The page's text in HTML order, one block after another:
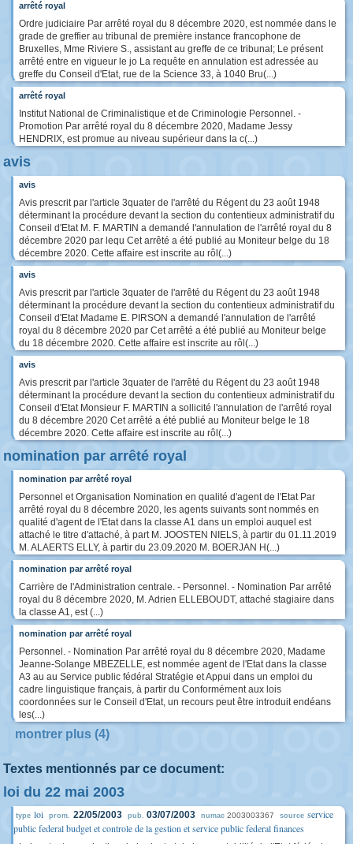
arrêté royal
Ordre judiciaire Par arrêté royal du 8 décembre 2020, est nommée dans le
grade de greffier au tribunal de première instance francophone de
Bruxelles, Mme Riviere S., assistant au greffe de ce tribunal; Le présent
arrêté entre en vigueur le jo La requête en annulation est adressée au
greffe du Conseil d'Etat, rue de la Science 33, à 1040 Bru(...)
arrêté royal
Institut National de Criminalistique et de Criminologie Personnel. -
Promotion Par arrêté royal du 8 décembre 2020, Madame Jessy
HENDRIX, est promue au niveau supérieur dans la c(...)
avis
avis
Avis prescrit par l'article 3quater de l'arrêté du Régent du 23 août 1948
déterminant la procédure devant la section du contentieux administratif du
Conseil d'Etat M. F. MARTIN a demandé l'annulation de l'arrêté royal du 8
décembre 2020 par lequ Cet arrêté a été publié au Moniteur belge du 18
décembre 2020. Cette affaire est inscrite au rôl(...)
avis
Avis prescrit par l'article 3quater de l'arrêté du Régent du 23 août 1948
déterminant la procédure devant la section du contentieux administratif du
Conseil d'Etat Madame E. PIRSON a demandé l'annulation de l'arrêté
royal du 8 décembre 2020 par Cet arrêté a été publié au Moniteur belge
du 18 décembre 2020. Cette affaire est inscrite au rôl(...)
avis
Avis prescrit par l'article 3quater de l'arrêté du Régent du 23 août 1948
déterminant la procédure devant la section du contentieux administratif du
Conseil d'Etat Monsieur F. MARTIN a sollicité l'annulation de l'arrêté royal
du 8 décembre 2020 Cet arrêté a été publié au Moniteur belge le 18
décembre 2020. Cette affaire est inscrite au rôl(...)
nomination par arrêté royal
nomination par arrêté royal
Personnel et Organisation Nomination en qualité d'agent de l'Etat Par
arrêté royal du 8 décembre 2020, les agents suivants sont nommés en
qualité d'agent de l'Etat dans la classe A1 dans un emploi auquel est
attaché le titre d'attaché, à part M. JOOSTEN NIELS, à partir du 01.11.2019
M. ALAERTS ELLY, à partir du 23.09.2020 M. BOERJAN H(...)
nomination par arrêté royal
Carrière de l'Administration centrale. - Personnel. - Nomination Par arrêté
royal du 8 décembre 2020, M. Adrien ELLEBOUDT, attaché stagiaire dans
la classe A1, est (...)
nomination par arrêté royal
Personnel. - Nomination Par arrêté royal du 8 décembre 2020, Madame
Jeanne-Solange MBEZELLE, est nommée agent de l'Etat dans la classe
A3 au au Service public fédéral Stratégie et Appui dans un emploi du
cadre linguistique français, à partir du Conformément aux lois
coordonnées sur le Conseil d'Etat, un recours peut être introduit endéans
les(...)
montrer plus (4)
Textes mentionnés par ce document:
loi du 22 mai 2003
type loi prom. 22/05/2003 pub. 03/07/2003 numac 2003003367 source service
public federal budget et controle de la gestion et service public federal finances